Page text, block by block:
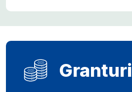
Granturi